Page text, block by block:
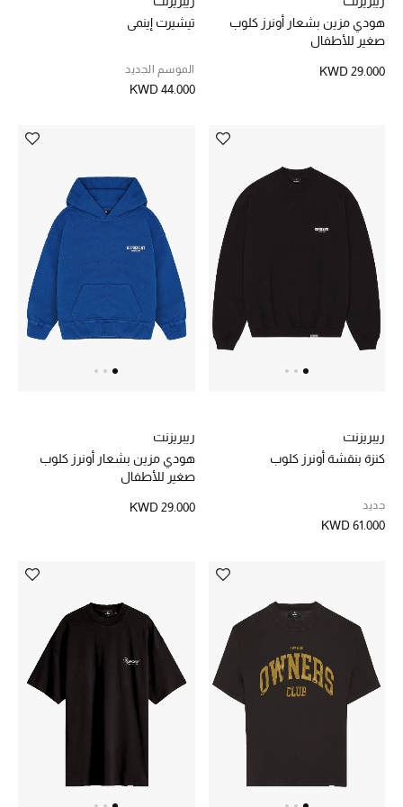
مكتشف العطور
المكياج
مستحضرات الاستحمام والعناية بالجسم
العناية بالشعر
الصحة والعافية
الجمال في بلوميز
أبرز الماركات
الرجال
عرض جميع المنتجات
خصومات
هودي مزين بشعار أونرز كلوب
صغير للأطفال
KWD 29.000
تيشيرت إينمي
الموسم الجديد
KWD 44.000
ريبريزنت
كنزة بنقشة أونرز كلوب
جديد
KWD 61.000
ريبريزنت
هودي مزين بشعار أونرز كلوب
صغير للأطفال
KWD 29.000